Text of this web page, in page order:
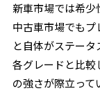
新車市場では希少
中古車市場でもプ
と自体がステー
各グレードと比較
の強さが際立って